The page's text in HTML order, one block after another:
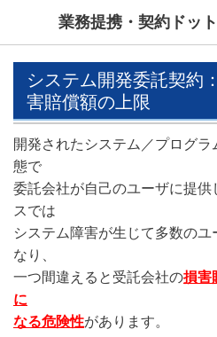
業務提携・契約ドッ
システム開発委託契約
害賠償額の上限
開発されたシステム／プログ
態で
委託会社が自己のユーザに提
スでは
システム障害が生じて多数の
なり、
一つ間違えると受託会社の損害
に
なる危険性があります。